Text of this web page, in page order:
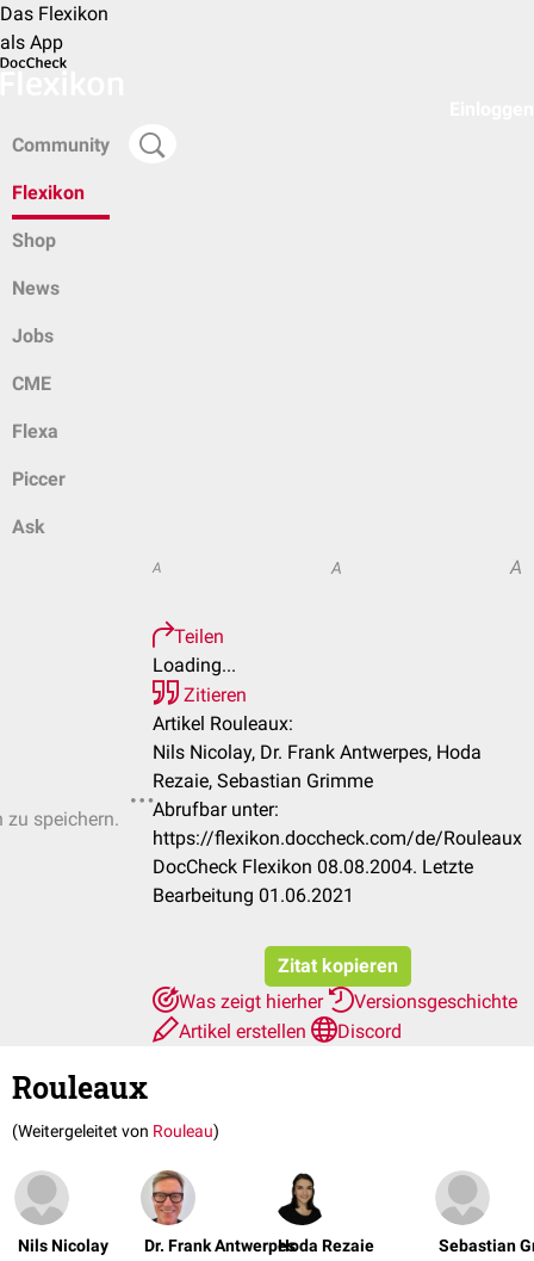
Das Flexikon
als App
Community
Flexikon
Shop
News
Jobs
CME
Flexa
Piccer
Ask
zu speichern.
A A A
Teilen
Loading...
Zitieren
Artikel Rouleaux:
Nils Nicolay, Dr. Frank Antwerpes, Hoda
Rezaie, Sebastian Grimme
Abrufbar unter:
https://flexikon.doccheck.com/de/Rouleaux
DocCheck Flexikon 08.08.2004. Letzte
Bearbeitung 01.06.2021
Zitat kopieren
Was zeigt hierher
Versionsgeschichte
Artikel erstellen
Discord
Rouleaux
(Weitergeleitet von Rouleau)
Nils Nicolay Dr. Frank AntwerpesHoda Rezaie Sebastian